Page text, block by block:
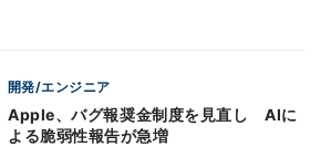
開発/エンジニア
Apple、バグ報奨金制度を見直し AIに
よる脆弱性報告が急増